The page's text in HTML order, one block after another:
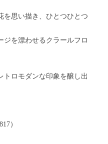
を思い描き、ひとつひとつ
ジを漂わせるクラールフロ
トロモダンな印象を醸し出
）